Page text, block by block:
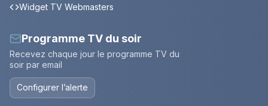
Widget TV Webmasters
Programme TV du soir
Recevez chaque jour le programme TV du
soir par email
Configurer l’alerte